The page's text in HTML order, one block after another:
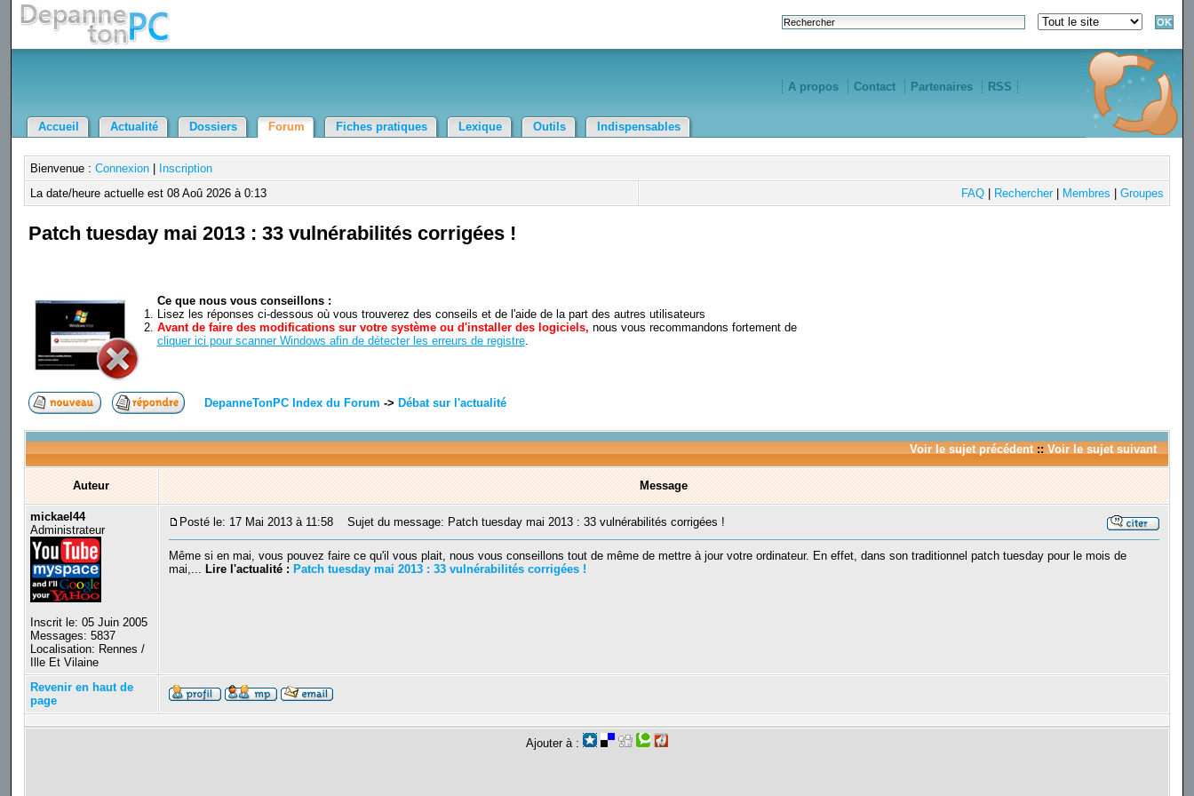
A propos Contact Partenaires RSS
Accueil Actualité Dossiers Forum Fiches pratiques Lexique Outils Indispensables
Bienvenue : Connexion|
Inscription
La date/heure actuelle est 08 Aoû 2026 à 0:13
FAQ| Rechercher| Membres Groupes
Patch tuesday mai 2013 : 33 vulnérabilités corrigées !
Ce que nous vous conseillons :
Lisez les réponses ci-dessous où vous trouverez des conseils et de l'aide de la part des autres utilisateurs
Avant de faire des modifications sur votre système ou d'installer des logiciels, nous vous recommandons fortement de
cliquer ici pour scanner Windows afin de détecter les erreurs de registre.
DepanneTonPC Index du Forum -> Débat sur l'actualité
Voir le sujet précédent:: Voir le sujet suivant
Auteur Message
mickael44
Administrateur
Inscrit le: 05 Juin 2005
Messages: 5837
Localisation: Rennes /
Ille Et Vilaine
Posté le: 17 Mai 2013 à 11:58 Sujet du message: Patch tuesday mai 2013 : 33 vulnérabilités corrigées !
Même si en mai, vous pouvez faire ce qu'il vous plait, nous vous conseillons tout de même de mettre à jour votre ordinateur. En effet, dans son traditionnel patch tuesday pour le mois de
mai,... Lire l'actualité : Patch tuesday mai 2013 : 33 vulnérabilités corrigées !
Revenir en haut de
page
Ajouter à :